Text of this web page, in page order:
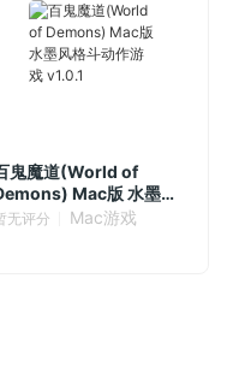
鬼魔道(World of
Mac版 水墨风
斗动作游戏 v1.0.1
无评分 Mac游戏